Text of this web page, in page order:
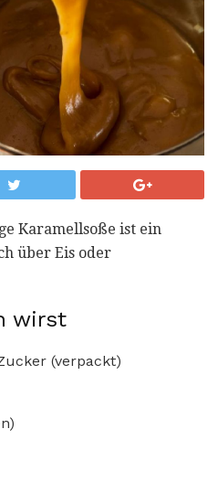
Karamellsoße ist ein
über Eis oder
wirst
(verpackt)